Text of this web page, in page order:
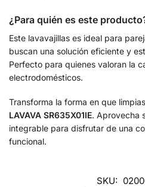
¿Para quién es este
Este lavavajillas es ideal para
buscan una solución eficiente y
Perfecto para quienes valoran la
electrodomésticos.
Transforma la forma en que
LAVAVA SR635X01IE. Aprovecha
integrable para disfrutar de una
funcional.
SKU: